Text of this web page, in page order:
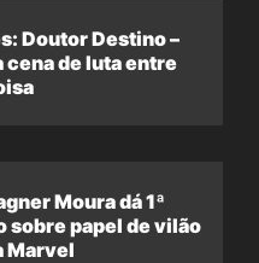
Doutor Destino –
cena de luta entre
Moura dá 1ª
sobre papel de vilão
Marvel